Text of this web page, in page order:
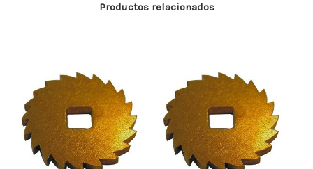
Productos relacionados